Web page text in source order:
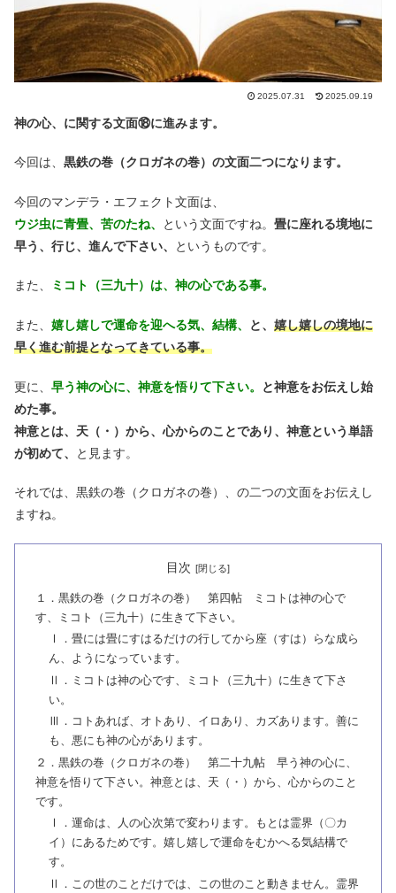
2025.07.31 2025.09.19
神の心、に関する文面⑱に進みます。
今回は、 黒鉄の巻（クロガネの巻）の文面二つになります。
今回のマンデラ・エフェクト文面は、
ウジ虫に青畳、苦のたね、
という文面ですね。 畳に座れる境地に
早う、行じ、進んで下さい、
というものです。
また、 ミコト（三九十）は、神の心である事。
また、 嬉し嬉しで運命を迎へる気、結構、 と、 嬉し嬉しの境地に
早く進む前提となってきている事。
更に、 早う神の心に、神意を悟りて下さい。
と神意をお伝えし始
めた事。
神意とは、天（・）から、心からのことであり、神意という単語
が初めて、
と見ます。
それでは、黒鉄の巻（クロガネの巻）、の二つの文面をお伝えし
ますね。
目次
１．黒鉄の巻（クロガネの巻） 第四帖 ミコトは神の心で
す、ミコト（三九十）に生きて下さい。
Ⅰ．畳には畳にすはるだけの行してから座（すは）らな成ら
ん、ようになっています。
Ⅱ．ミコトは神の心です、ミコト（三九十）に生きて下さ
い。
Ⅲ．コトあれば、オトあり、イロあり、カズあります。善に
も、悪にも神の心があります。
２．黒鉄の巻（クロガネの巻） 第二十九帖 早う神の心に、
神意を悟りて下さい。神意とは、天（・）から、心からのこと
です。
Ⅰ．運命は、人の心次第で変わります。もとは霊界（〇カ
イ）にあるためです。嬉し嬉しで運命をむかへる気結構で
す。
Ⅱ．この世のことだけでは、この世のこと動きません。霊界